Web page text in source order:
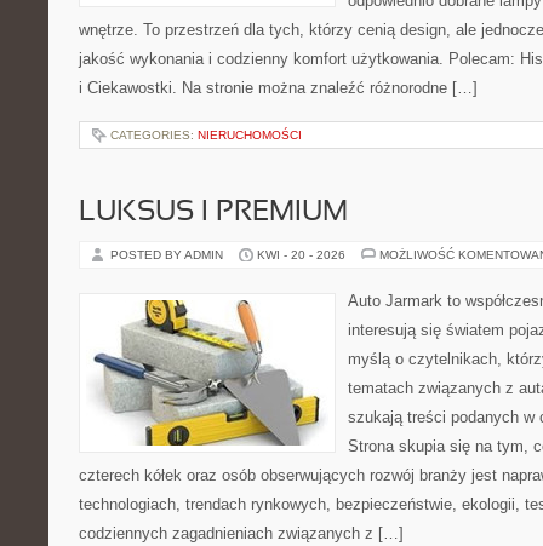
wnętrze. To przestrzeń dla tych, którzy cenią design, ale
jakość wykonania i codzienny komfort użytkowania. Polecam:
i Ciekawostki. Na stronie można znaleźć różnorodne […]
CATEGORIES: NIERUCHOMOŚCI
LUKSUS I PREMIUM
POSTED BY ADMIN KWI - 20 - 2026 MOŻLIWOŚĆ
Auto Jarmark to
interesują się światem
myślą o czytelnikach,
tematach związanych z
szukają treści podanych
Strona skupia się na tym,
czterech kółek oraz osób obserwujących rozwój branży jest
technologiach, trendach rynkowych, bezpieczeństwie, ekologii,
codziennych zagadnieniach związanych z […]